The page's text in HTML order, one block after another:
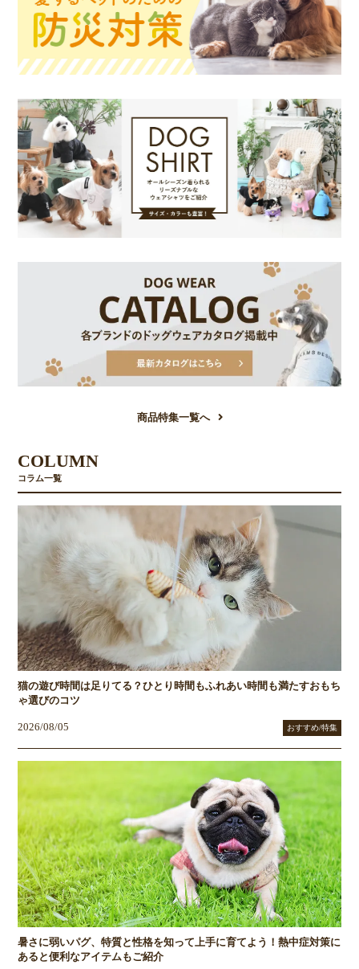
商品特集一覧へ
COLUMN
コラム一覧
猫の遊び時間は足りてる？ひとり時間もふれあい時間も満たすおもち
ゃ選びのコツ
2026/08/05 おすすめ/特集
暑さに弱いパグ、特質と性格を知って上手に育てよう！熱中症対策に
あると便利なアイテムもご紹介